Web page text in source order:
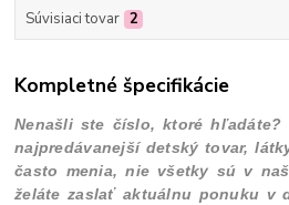
Súvisiaci tovar 2
Kompletné špecifikácie
Nenašli ste číslo, ktoré hľadáte?
najpredávanejší detský tovar,
často menia, nie všetky sú v
želáte zaslať aktuálnu ponuku v